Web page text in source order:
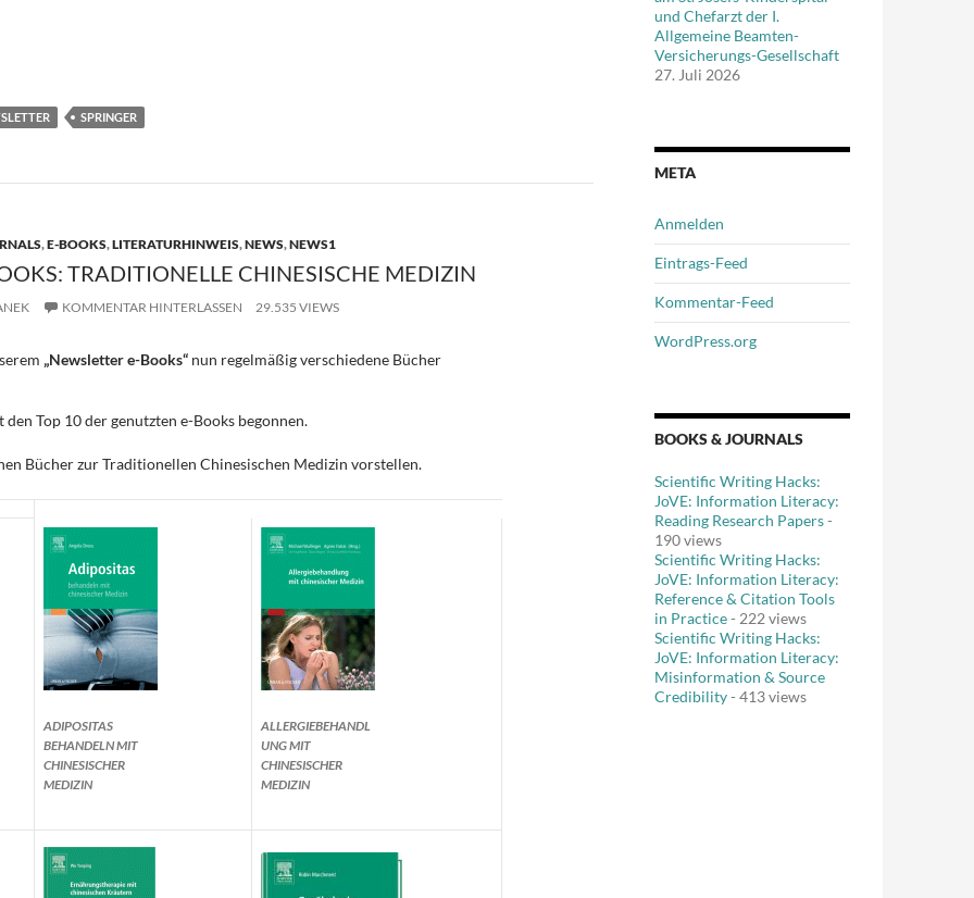
SPRINGER
,E-BOOKS,LITERATURHINWEIS,NEWS,NEWS1
TRADITIONELLE CHINESISCHE MEDIZIN
KOMMENTAR HINTERLASSEN 29.535 VIEWS
„Newsletter e-Books“nun regelmäßig verschiedene Bücher
Top 10 der genutzten e-Books begonnen.
Bücher zur Traditionellen Chinesischen Medizin vorstellen.
ADIPOSITAS
BEHANDELN MIT
CHINESISCHER
MEDIZIN
ALLERGIEBEHANDL
UNG MIT
CHINESISCHER
MEDIZIN
und Chefarzt der I.
Allgemeine Beamten-
Versicherungs-Gesellschaft
27. Juli 2026
META
Anmelden
Eintrags-Feed
Kommentar-Feed
WordPress.org
BOOKS & JOURNALS
Scientific Writing Hacks:
JoVE: Information Literacy:
Reading Research Papers-
190 views
Scientific Writing Hacks:
JoVE: Information Literacy:
Reference & Citation Tools
in Practice- 222 views
Scientific Writing Hacks:
JoVE: Information Literacy:
Misinformation & Source
Credibility- 413 views